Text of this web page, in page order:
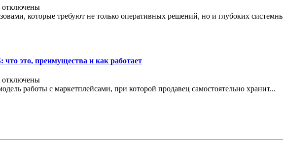
платформы
к
записи
роста
что
это,
как
отключены
которые требуют не только оперативных решений, но и глубоких
это, преимущества и как работает
к
записи
FBS:
отключены
работы с маркетплейсами, при которой продавец самостоятельно хранит...